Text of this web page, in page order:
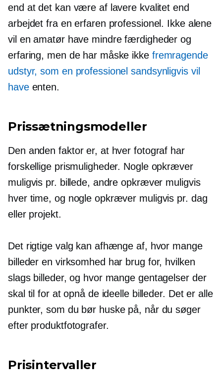
end at det kan være af lavere kvalitet end
arbejdet fra en erfaren professionel. Ikke alene
vil en amatør have mindre færdigheder og
erfaring, men de har måske ikke fremragende
udstyr, som en professionel sandsynligvis vil
haveenten.
Prissætningsmodeller
Den anden faktor er, at hver fotograf har
forskellige prismuligheder. Nogle opkræver
muligvis pr. billede, andre opkræver muligvis
hver time, og nogle opkræver muligvis pr. dag
eller projekt.
Det rigtige valg kan afhænge af, hvor mange
billeder en virksomhed har brug for, hvilken
slags billeder, og hvor mange gentagelser der
skal til for at opnå de ideelle billeder. Det er alle
punkter, som du bør huske på, når du søger
efter produktfotografer.
Prisintervaller